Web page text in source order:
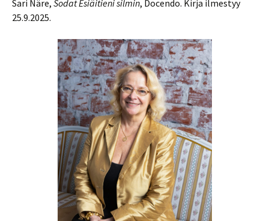
Sari Näre, Sodat Esiäitieni silmin, Docendo. Kirja ilmestyy
25.9.2025.